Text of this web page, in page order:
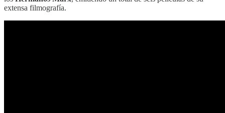
extensa filmografía.